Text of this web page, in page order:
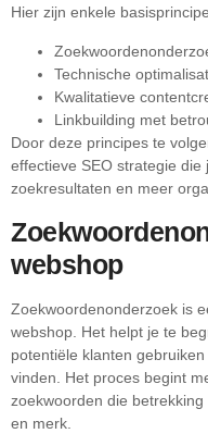
Hier zijn enkele
Technische
Kwalitatieve
Linkbuilding met
Door deze principes te
effectieve SEO strategie
zoekresultaten en meer
webshop
Zoekwoordenonderzoek is
webshop. Het helpt je te
potentiële klanten
vinden. Het proces begint
zoekwoorden die
en merk.